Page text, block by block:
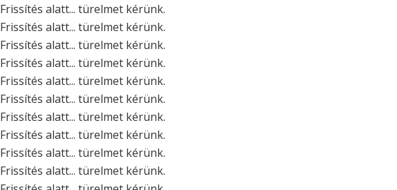
Frissítés alatt... türelmet kérünk.
Frissítés alatt... türelmet kérünk.
Frissítés alatt... türelmet kérünk.
Frissítés alatt... türelmet kérünk.
Frissítés alatt... türelmet kérünk.
Frissítés alatt... türelmet kérünk.
Frissítés alatt... türelmet kérünk.
Frissítés alatt... türelmet kérünk.
Frissítés alatt... türelmet kérünk.
Frissítés alatt... türelmet kérünk.